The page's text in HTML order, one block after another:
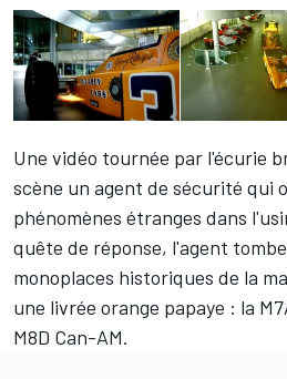
Une vidéo tournée par l'écurie
scène un agent de sécurité qui
phénomènes étranges dans
quête de réponse, l'agent
monoplaces historiques de la
une livrée orange papaye : la
M8D Can-AM.